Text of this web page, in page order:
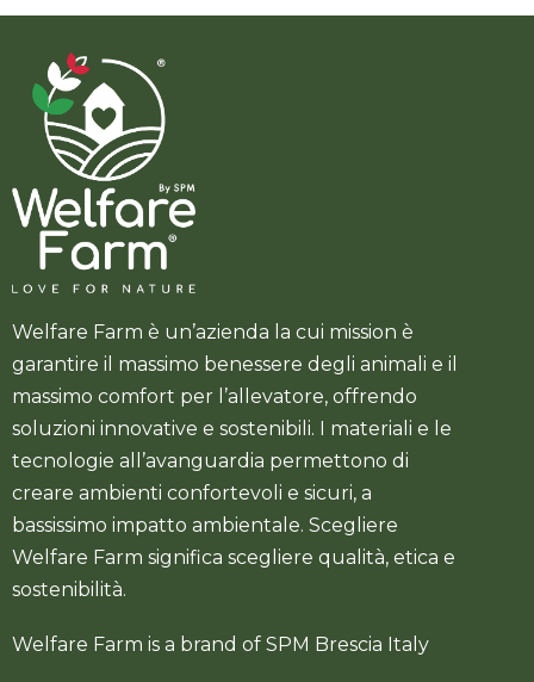
Welfare Farm è un’azienda la cui mission è
garantire il massimo benessere degli animali e il
massimo comfort per l’allevatore, offrendo
soluzioni innovative e sostenibili. I materiali e le
tecnologie all’avanguardia permettono di
creare ambienti confortevoli e sicuri, a
bassissimo impatto ambientale. Scegliere
Welfare Farm significa scegliere qualità, etica e
sostenibilità.
Welfare Farm is a brand of SPM Brescia Italy